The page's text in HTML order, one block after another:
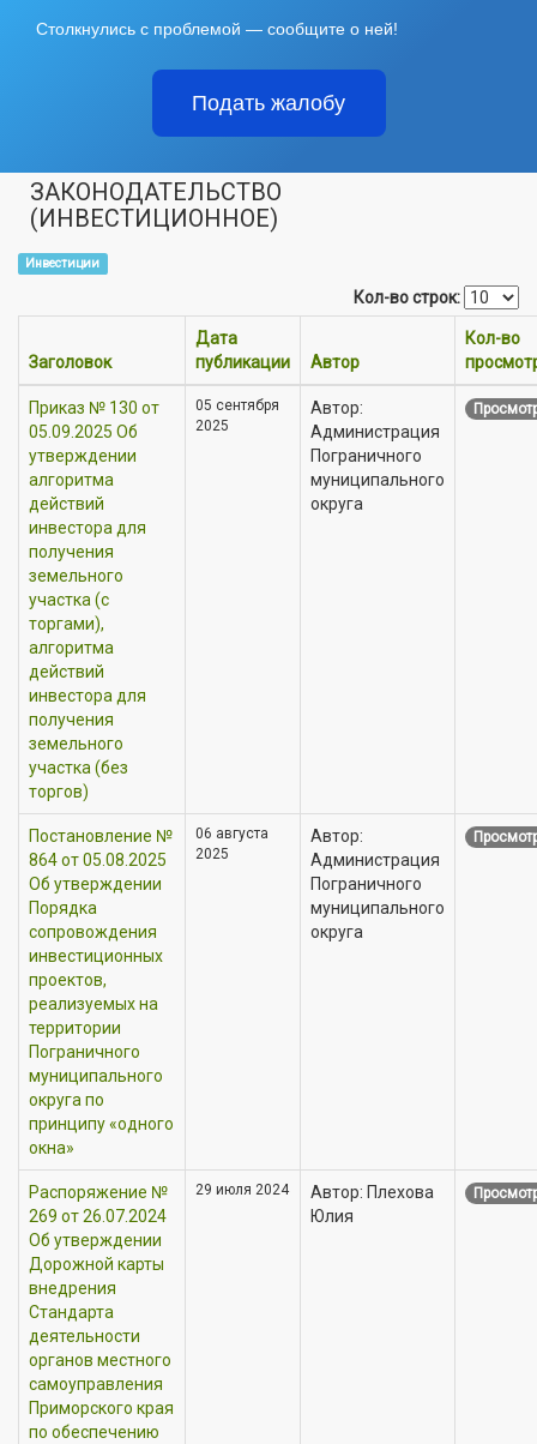
Столкнулись с проблемой — сообщите о ней!
Подать жалобу
ЗАКОНОДАТЕЛЬСТВО
(ИНВЕСТИЦИОННОЕ)
Инвестиции
Кол-во строк:
Заголовок
Дата
публикации
Автор
Кол-во
Приказ № 130 от
05.09.2025 Об
утверждении
алгоритма
действий
инвестора для
получения
земельного
участка (с
торгами),
алгоритма
действий
инвестора для
получения
земельного
участка (без
торгов)
05 сентября
2025
Автор:
Администрация
Пограничного
муниципального
округа
Постановление №
864 от 05.08.2025
Об утверждении
Порядка
сопровождения
инвестиционных
проектов,
реализуемых на
территории
Пограничного
муниципального
округа по
принципу «одного
окна»
06 августа
2025
Автор:
Администрация
Пограничного
муниципального
округа
Распоряжение №
269 от 26.07.2024
Об утверждении
Дорожной карты
внедрения
Стандарта
деятельности
органов местного
самоуправления
Приморского края
по обеспечению
29 июля 2024
Автор: Плехова
Юлия